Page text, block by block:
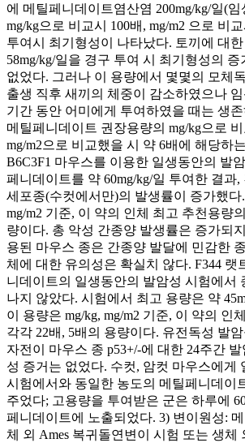
에 메틸페니데이트염산염 200mg/kg/일(
mg/kg으로 비교시 100배, mg/m2 으로 비
투여시 최기형성이 나타났다. 토끼에 대
58mg/kg/일을 경구 투여 시 최기형성의
없었다. 그러나 이 용량에서 몇몇의 모체
출생 직후 새끼의 체중이 감소하였으나
기간 동안 어미에게 투여하였을 때는 생
메틸페니데이트 권장용량의 mg/kg으로
mg/m2으로 비교했을 시 약 6배에 해당하
B6C3F1 마우스를 이용한 일생동안의 발
페니데이트를 약 60mg/kg/일 투여한 결과
세포종(수컷에서만)의 발생률이 증가했다
mg/m2 기준, 이 약의 인체 최고 추천용량
량이다. 총 악성 간종양 발생률은 증가되
용된 마우스 종은 간종양 발달에 민감한
체에 대한 유의성은 확실치 않다. F344 랫
니데이트의 일생동안의 발암성 시험에서
나지 않았다. 시험에서 최고 용량은 약
이 용량은 mg/kg, mg/m2 기준, 이 약의 인
각각 22배, 5배의 용량이다. 유전독성 발
자전이 마우스 종 p53+/-에 대한 24주간
성 증거는 없었다. 수컷, 암컷 마우스에게
시험에서와 동일한 농도의 메틸페니데이
주었다; 고용량을 투여받은 군은 하루에
페니데이트에 노출되었다. 3) 변이원성:
체 외 Ames 복귀돌연변이 시험 또는 생체